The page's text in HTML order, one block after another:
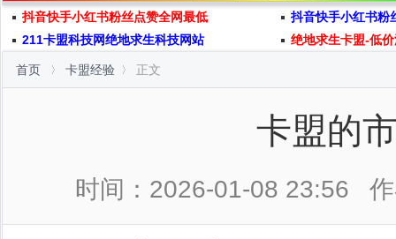
抖音快手小红书粉丝点赞全网最低
抖音快手小红书粉
211卡盟科技网绝地求生科技网站
绝地求生卡盟-低
首页 卡盟经验 正文
卡盟的
时间：2026-01-08 23:56